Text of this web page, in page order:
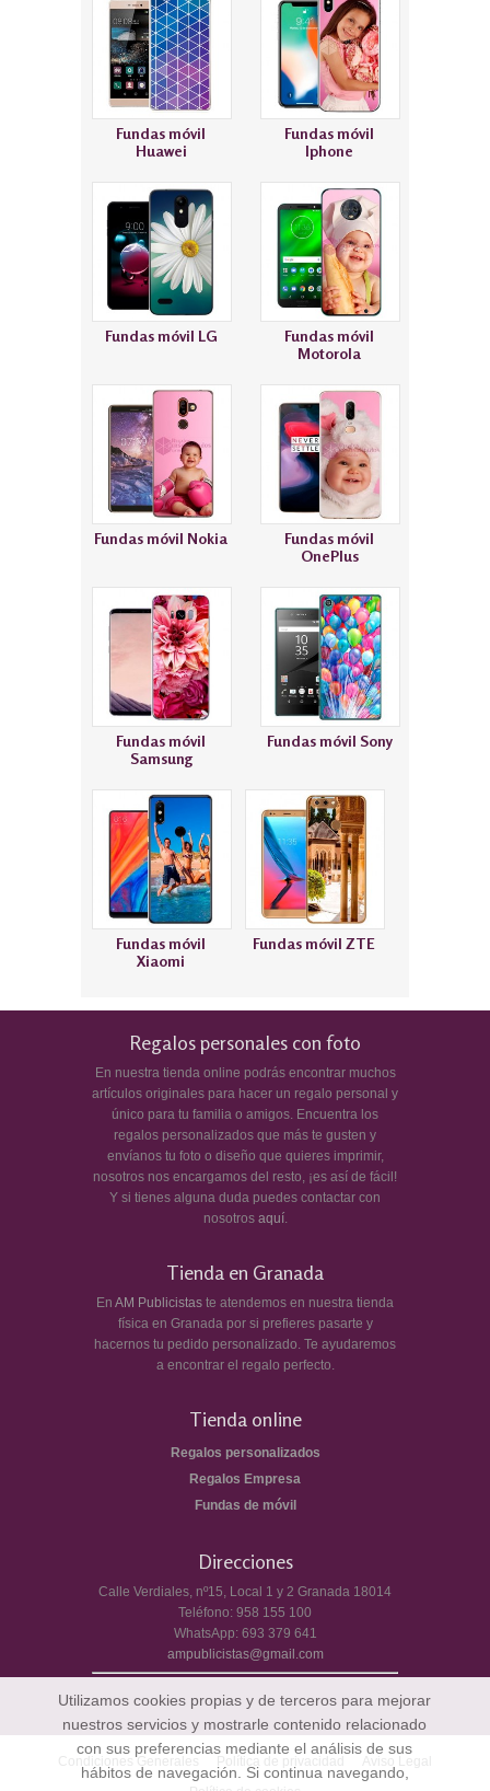
Fundas móvil
Huawei
Fundas móvil
Iphone
Fundas móvil LG
Fundas móvil
Motorola
Fundas móvil Nokia
Fundas móvil
OnePlus
Fundas móvil
Samsung
Fundas móvil Sony
Fundas móvil
Xiaomi
Fundas móvil ZTE
Regalos personales con foto
En nuestra tienda online podrás encontrar muchos
artículos originales para hacer un regalo personal y
único para tu familia o amigos. Encuentra los
regalos personalizados que más te gusten y
envíanos tu foto o diseño que quieres imprimir,
nosotros nos encargamos del resto, ¡es así de fácil!
Y si tienes alguna duda puedes contactar con
nosotros aquí.
Tienda en Granada
En AM Publicistas te atendemos en nuestra tienda
física en Granada por si prefieres pasarte y
hacernos tu pedido personalizado. Te ayudaremos
a encontrar el regalo perfecto.
Tienda online
Regalos personalizados
Regalos Empresa
Fundas de móvil
Direcciones
Calle Verdiales, nº15, Local 1 y 2 Granada 18014
Teléfono: 958 155 100
WhatsApp: 693 379 641
ampublicistas@gmail.com
Condiciones Generales Política de privacidad
Aviso Legal
Utilizamos cookies propias y de terceros para mejorar
nuestros servicios y mostrarle contenido relacionado
con sus preferencias mediante el análisis de sus
hábitos de navegación. Si continua navegando,